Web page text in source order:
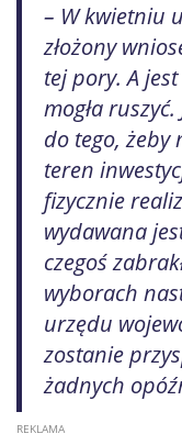
– W kwietniu
złożony
tej pory. A
mogła
do tego, żeby
teren
fizycznie
wydawana
czegoś
wyborach
urzędu
zostanie
żadnych